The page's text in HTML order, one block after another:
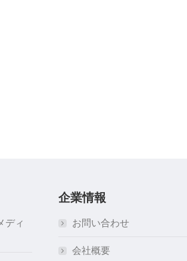
ディ
企業情報
お問い合わせ
会社概要